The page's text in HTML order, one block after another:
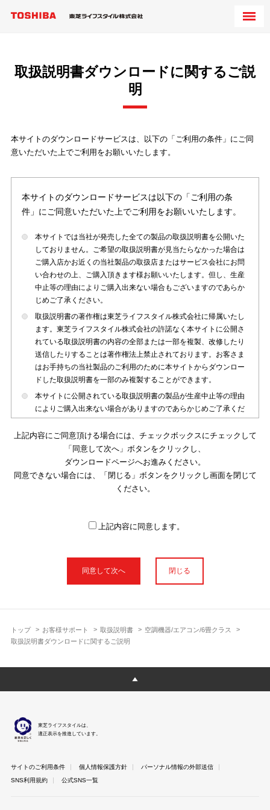
トップ お客様サポート 取扱説明書
空調機器/エアコン/6畳クラス
取扱説明書ダウンロードに関するご説明
取扱説明書ダウンロードに関するご説
明
本サイトのダウンロードサービスは、以下の「ご利用の条件」にご同
意いただいた上でご利用をお願いいたします。
本サイトのダウンロードサービスは以下の「ご利用の条
件」にご同意いただいた上でご利用をお願いいたします。
本サイトでは当社が発売した全ての製品の取扱説明書を公開いた
しておりません。ご希望の取扱説明書が見当たらなかった場合は
ご購入店かお近くの当社製品の取扱店またはサービス会社にお問
い合わせの上、ご購入頂きます様お願いいたします。但し、生産
中止等の理由によりご購入出来ない場合もございますのであらか
じめご了承ください。
取扱説明書の著作権は東芝ライフスタイル株式会社に帰属いたし
ます。東芝ライフスタイル株式会社の許諾なく本サイトに公開さ
れている取扱説明書の内容の全部または一部を複製、改修したり
送信したりすることは著作権法上禁止されております。お客さま
はお手持ちの当社製品のご利用のために本サイトからダウンロー
ドした取扱説明書を一部のみ複製することができます。
本サイトに公開されている取扱説明書の製品が生産中止等の理由
によりご購入出来ない場合がありますのであらかじめご了承くだ
本サイトに公開されている取扱説明書は、製品が発売された時点
のものを掲載しております。従いまして本サイトに掲載されてい
る取扱説明書の記載内容とお客さまがお持ちの製品の仕様がその
後のマイナーチェンジ等で変更になる場合がございます。本サイ
トに公開されている取扱説明書の内容とお手持ちの製品の仕様に
使用上のご注意や安全上のご注意、また測定基準や数値等は取扱
説明書が作成された時点での基準に応じた内容となっております
明書以外の印刷物が同梱されている場合がありますが、本サイト
ではそれらを全て公開しておりませんのであらかじめご了承くだ
本サイトのサービスは予告なく中止または内容を変更する場合が
ございますのであらかじめご了承ください。
さま以外からのお問い合わせにはお答えできない場合があります
のであらかじめご了承ください。
上記内容にご同意頂ける場合には、チェックボックスにチェックして
「同意して次へ」ボタンをクリックし、
ダウンロードページへお進みください。
同意できない場合には、「閉じる」ボタンをクリックし画面を閉じて
ください。
上記内容に同意します。
閉じる
東芝ライフスタイルは、
適正表示を推進しています。
サイトのご利用条件 個人情報保護方針
パーソナル情報の外部送信
SNS利用規約
公式SNS一覧